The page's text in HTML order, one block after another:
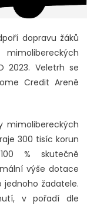
dopravu žáků
2023. Veletrh se
Credit Areně
mimolibereckých
300 tisíc korun
% skutečně
výše dotace
jednoho žadatele.
v pořadí dle